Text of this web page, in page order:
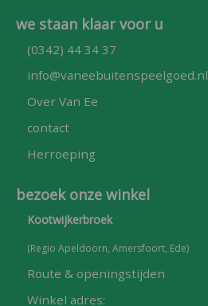
we staan klaar voor u
(0342) 44 34 37
info@vaneebuitenspeelgoed.nl
Over Van Ee
contact
Herroeping
bezoek onze winkel
Kootwijkerbroek
(Regio Apeldoorn, Amersfoort, Ede)
Route & openingstijden
Winkel adres: